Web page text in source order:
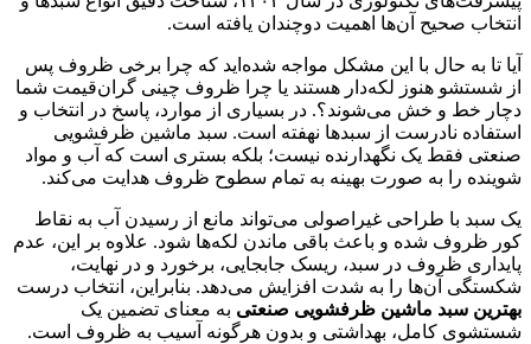
انتخاب صحیح آن‌ها اهمیت دوچندان یافته است.
آیا تا به حال با این مشکل مواجه شده‌اید که چرا برخی ظروف پس
از شستشو هنوز لکه‌دار هستند یا چرا ظروف چینی گران‌قیمت شما
دچار خط و خش می‌شوند؟. در بسیاری از موارد، پاسخ در انتخاب و
استفاده نادرست از سبدها نهفته است. سبد ماشین ظرفشویی
صنعتی فقط یک نگهدارنده نیست؛ بلکه بستری است که آب و مواد
شوینده را به صورت بهینه به تمام سطوح ظروف هدایت می‌کند.
یک سبد با طراحی غیراصولی می‌تواند مانع از رسیدن آب به نقاط
کور ظروف شده و باعث باقی ماندن لکه‌ها شود. علاوه بر این، عدم
پایداری ظروف در سبد، ریسک جابجایی، برخورد و در نهایت،
شکستگی آن‌ها را به شدت افزایش می‌دهد. بنابراین، انتخاب درست
بهترین سبد ماشین ظرفشویی صنعتی به معنای تضمین یک
شستشوی کامل، بهداشتی و بدون هرگونه آسیب به ظروف است.